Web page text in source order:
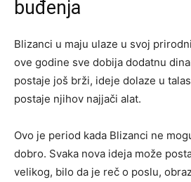
buđenja
Blizanci u maju ulaze u svoj
ove godine sve dobija dodatnu
postaje još brži, ideje dolaze u
postaje njihov najjači alat.
Ovo je period kada Blizanci ne
dobro. Svaka nova ideja može
velikog, bilo da je reč o poslu,